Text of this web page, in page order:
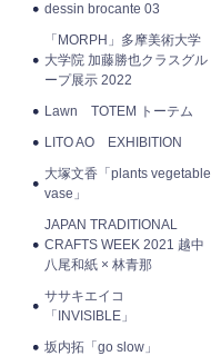
dessin brocante 03
「MORPH」多摩美術大学
大学院 加藤勝也クラスグル
ープ展示 2022
Lawn TOTEM トーテム
LITO AO EXHIBITION
大塚文香「plants vegetable
vase」
JAPAN TRADITIONAL
CRAFTS WEEK 2021 越中
八尾和紙 × 林青那
ササキエイコ
「INVISIBLE」
坂内拓「go slow」